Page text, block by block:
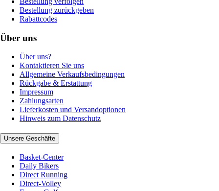
Bestellung zurückgeben
Rabattcodes
Über uns
Über uns?
Kontaktieren Sie uns
Allgemeine Verkaufsbedingungen
Rückgabe & Erstattung
Impressum
Zahlungsarten
Lieferkosten und Versandoptionen
Hinweis zum Datenschutz
Unsere Geschäfte
Basket-Center
Daily Bikers
Direct Running
Direct-Volley